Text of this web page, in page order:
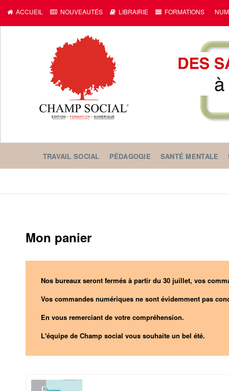
ACCUEIL NOUVEAUTÉS LIBRAIRIE FORMATIONS
TRAVAIL SOCIAL PÉDAGOGIE SANTÉ MENTALE
Mon panier
Nos bureaux seront fermés à partir du 30 juillet, vos
Vos commandes numériques ne sont évidemment pas
En vous remerciant de votre compréhension.
L'équipe de Champ social vous souhaite un bel été.